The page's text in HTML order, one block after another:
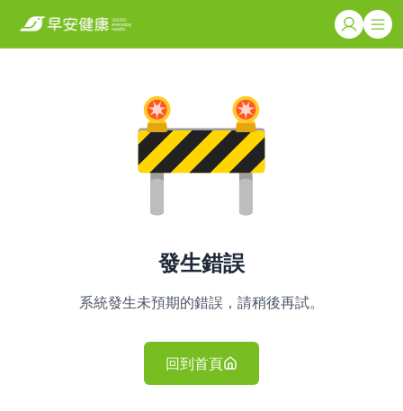
發生錯誤
系統發生未預期的錯誤，請稍後再試。
回到首頁